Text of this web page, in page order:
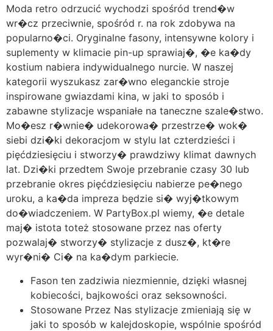
Moda retro odrzucić wychodzi spośród trend�w
wr�cz przeciwnie, spośród r. na rok zdobywa na
popularno�ci. Oryginalne fasony, intensywne kolory i
suplementy w klimacie pin-up sprawiaj�, �e ka�dy
kostium nabiera indywidualnego nurcie. W naszej
kategorii wyszukasz zar�wno eleganckie stroje
inspirowane gwiazdami kina, w jaki to sposób i
zabawne stylizacje wspaniałe na taneczne szale�stwo.
Mo�esz r�wnie� udekorowa� przestrze� wok�
siebi dzi�ki dekoracjom w stylu lat czterdzieści i
pięćdziesięciu i stworzy� prawdziwy klimat dawnych
lat. Dzi�ki przedtem Swoje przebranie czasy 30 lub
przebranie okres pięćdziesięciu nabierze pe�nego
uroku, a ka�da impreza będzie si� wyj�tkowym
do�wiadczeniem. W PartyBox.pl wiemy, �e detale
maj� istota toteż stosowane przez nas oferty
pozwalaj� stworzy� stylizacje z dusz�, kt�re
wyr�ni� Ci� na ka�dym parkiecie.
Fason ten zadziwia niezmiennie, dzięki własnej
kobiecości, bajkowości oraz seksowności.
Stosowane Przez Nas stylizacje zmieniają się w
jaki to sposób w kalejdoskopie, wspólnie spośród